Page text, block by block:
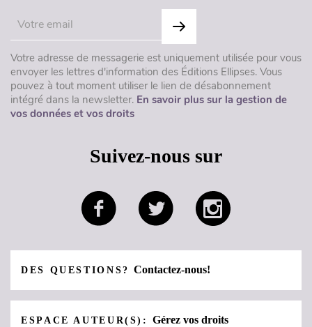
Votre adresse de messagerie est uniquement utilisée pour vous
envoyer les lettres d'information des Éditions Ellipses. Vous
pouvez à tout moment utiliser le lien de désabonnement
intégré dans la newsletter. En savoir plus sur la gestion de
vos données et vos droits
Suivez-nous sur
DES QUESTIONS?Contactez-nous!
ESPACE AUTEUR(S):Gérez vos droits